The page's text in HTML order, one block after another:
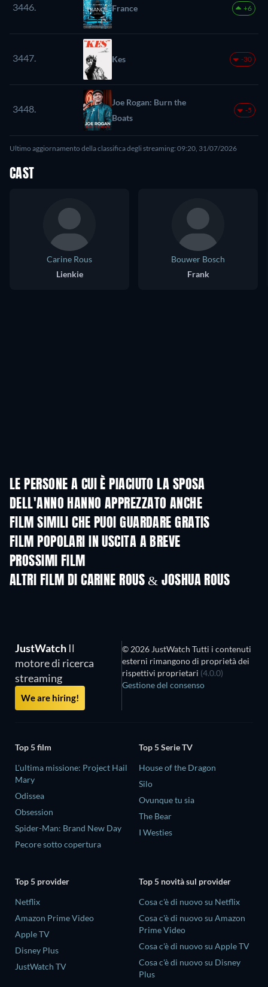
3446. France +6
3447. Kes -30
3448.
Joe Rogan: Burn the
Boats
-5
Ultimo aggiornamento della classifica degli streaming: 09:20, 31/07/2026
CAST
Carine Rous
Lienkie
Bouwer Bosch
Frank
LE PERSONE A CUI È PIACIUTO LA SPOSA
DELL'ANNO HANNO APPREZZATO ANCHE
FILM SIMILI CHE PUOI GUARDARE GRATIS
FILM POPOLARI IN USCITA A BREVE
PROSSIMI FILM
ALTRI FILM DI CARINE ROUS & JOSHUA ROUS
JustWatch Il
motore di ricerca
streaming
We are hiring!
© 2026 JustWatch Tutti i contenuti
esterni rimangono di proprietà dei
rispettivi proprietari (4.0.0)
Gestione del consenso
Top 5 film
L'ultima missione: Project Hail
Mary
Odissea
Obsession
Spider-Man: Brand New Day
Pecore sotto copertura
Top 5 Serie TV
House of the Dragon
Silo
Ovunque tu sia
The Bear
I Westies
Top 5 provider
Netflix
Amazon Prime Video
Apple TV
Disney Plus
JustWatch TV
Top 5 novità sul provider
Cosa c'è di nuovo su Netflix
Cosa c'è di nuovo su Amazon
Prime Video
Cosa c'è di nuovo su Apple TV
Cosa c'è di nuovo su Disney
Plus